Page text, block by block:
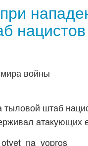
нацистов
войны
штаб
атакующих